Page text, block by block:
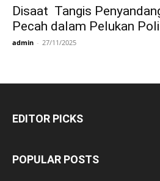
Disaat Tangis
Pecah dalam Pelukan
admin - 27/11/2025
EDITOR PICKS
POPULAR POSTS